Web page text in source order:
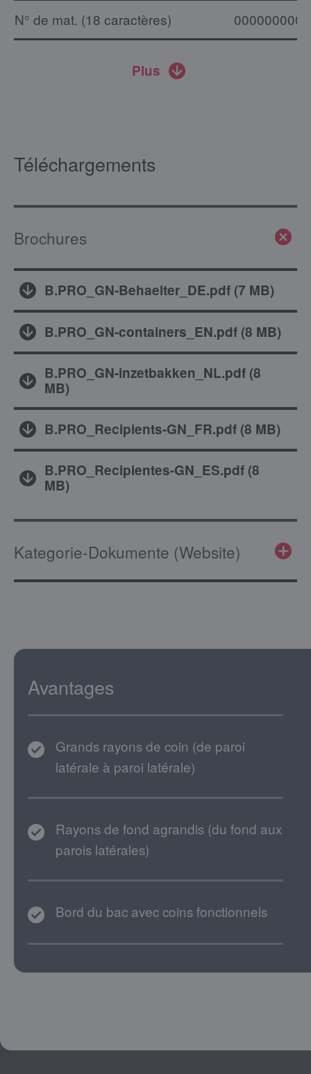
N° de mat. (18 caractères)
Plus
Téléchargements
Brochures
B.PRO_GN-Behaelter_DE.pdf (7 MB)
B.PRO_GN-containers_EN.pdf (8 MB)
B.PRO_GN-inzetbakken_NL.pdf(8
MB)
B.PRO_Recipients-GN_FR.pdf (8 MB)
B.PRO_Recipientes-GN_ES.pdf(8
MB)
Kategorie-Dokumente (Website)
Avantages
Grands rayons de coin (de paroi
latérale à paroi latérale)
Rayons de fond agrandis (du fond aux
parois latérales)
Bord du bac avec coins fonctionnels